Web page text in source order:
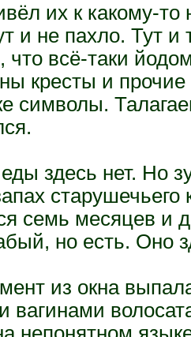
их к какому-
и не пахло. Тут
что всё-таки
кресты и
символы.
здесь нет. Но
старушечьего
семь месяцев и
но есть. Оно
из окна
вагинами